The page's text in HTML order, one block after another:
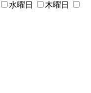
水曜日
木曜日